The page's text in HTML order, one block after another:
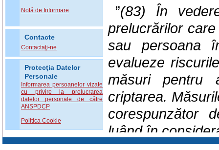
Notă de Informare
Contacte
Contactaţi-ne
Protecţia Datelor
Personale
Informarea persoanelor vizate
cu privire la prelucrarea
datelor personale de către
ANSPDCP
Politica Cookie
”(83) În
prelucrărilor
sau persoana
evalueze
măsuri pentru
criptarea.
corespunzător
luând în